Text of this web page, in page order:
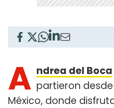
A ndrea del Boca
partieron
México, donde